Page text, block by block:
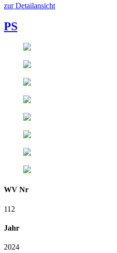
zur Detailansicht
PS
WV Nr
112
Jahr
2024